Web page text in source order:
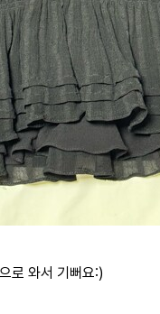
로 와서 기뻐요:)